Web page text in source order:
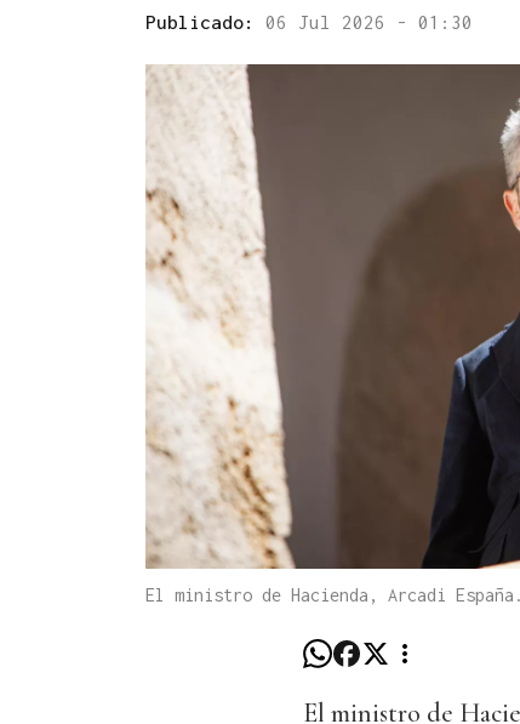
Publicado: 06 Jul 2026 - 01:30
El ministro de Hacienda, Arcadi
El ministro de